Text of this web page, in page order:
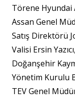
Törene Hyundai
Assan Genel
Satış Direktörü
Valisi Ersin
Doğanşehir
Yönetim Kurulu
TEV Genel